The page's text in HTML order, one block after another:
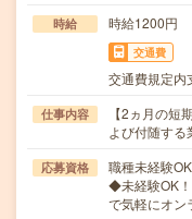
時給 時給1200円
交通費
交通費規定内
仕事内容
【2ヵ月の短
よび付随す
応募資格
職種未経験
◆未経験OK
で気軽にオ